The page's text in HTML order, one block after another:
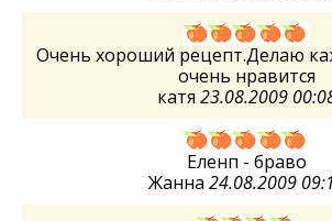
Очень хороший рецепт.Делаю
очень нравится
катя 23.08.2009
Еленп - браво
Жанна 24.08.2009